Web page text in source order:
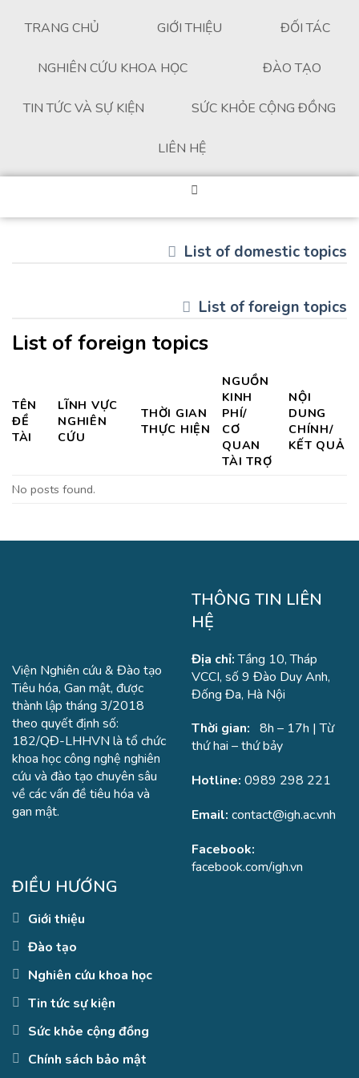
TRANG CHỦ GIỚI THIỆU ĐỐI TÁC
NGHIÊN CỨU KHOA HỌC ĐÀO TẠO
TIN TỨC VÀ SỰ KIỆN SỨC KHỎE CỘNG ĐỒNG
LIÊN HỆ
List of domestic topics
List of foreign topics
List of foreign topics
TÊN
ĐỀ
TÀI
LĨNH VỰC
NGHIÊN
CỨU
THỜI GIAN
THỰC HIỆN
NGUỒN
KINH
PHÍ/
CƠ
QUAN
TÀI TRỢ
NỘI
DUNG
CHÍNH/
KẾT QUẢ
No posts found.
Viện Nghiên cứu & Đào tạo
Tiêu hóa, Gan mật, được
thành lập tháng 3/2018
theo quyết định số:
182/QĐ-LHHVN là tổ chức
khoa học công nghệ nghiên
cứu và đào tạo chuyên sâu
về các vấn đề tiêu hóa và
gan mật.
THÔNG TIN LIÊN
HỆ
Địa chỉ:Tầng 10, Tháp
VCCI, số 9 Đào Duy Anh,
Đống Đa, Hà Nội
Thời gian: 8h – 17h | Từ
thứ hai – thứ bảy
Hotline: 0989 298 221
Email: contact@igh.ac.vnh
Facebook:
facebook.com/igh.vn
ĐIỀU HƯỚNG
Giới thiệu
Đào tạo
Nghiên cứu khoa học
Tin tức sự kiện
Sức khỏe cộng đồng
Chính sách bảo mật